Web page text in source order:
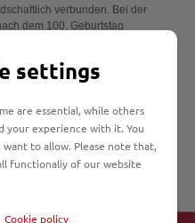
verbunden. Bei der
dem 100. Geburtstag
und der Stimme seines
settings
are essential, while others
your experience with it. You
to allow. Please note that,
functionaliy of our website
Cookie policy